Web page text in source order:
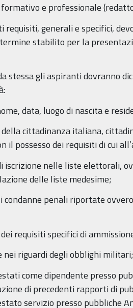
e professionale
requisiti, generali e specifici,
stabilito per la
stessa gli aspiranti dovranno
data, luogo di nascita e
della cittadinanza italiana,
il possesso dei requisiti di cui
iscrizione nelle liste elettorali,
delle liste medesime;
condanne penali riportate
requisiti specifici di
nei riguardi degli obblighi militari;
come dipendente presso
di precedenti rapporti di
servizio presso pubbliche